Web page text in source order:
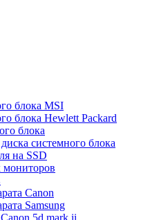
блока MSI
блока Hewlett Packard
блока
системного блока
на SSD
Canon
Samsung
5d mark ii